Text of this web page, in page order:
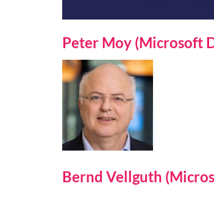
Peter Moy (Microsoft
Bernd Vellguth